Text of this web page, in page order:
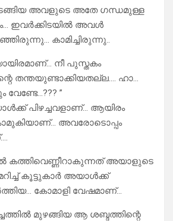
അവളുടെ അതേ ഗന്ധമുള്ള
ഇവർക്കിടയിൽ അവൾ
കാമിച്ചിരുന്നു..
നീ പുസ്തകം
തന്തയുണ്ടാക്കിയതല്ല…. ഹാ…
”
പിഴച്ചവളാണ്… ആയിരം
അവരോടൊപ്പം
കത്തിവെണ്ണീറാകുന്നത് അയാളുടെ
കൂട്ടുകാർ അയാൾക്ക്
കോമാളി വേഷമാണ്…
മുഴങ്ങിയ ആ ശബ്ദത്തിന്റെ